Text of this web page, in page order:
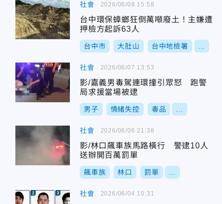
社會
台中環保蟑螂狂倒萬噸廢土！主嫌遭
押檢方起訴63人
台中市 大肚山 台中地檢署
2026/06/08 15:58
社會
影/嘉義男毒駕連環撞引眾怒 跑警
局求援當場被逮
男子 情緒失控 毒品
2026/06/07 13:53
社會
影/林口飆車族馬路橫行 警逮10人
送辦開百萬罰單
飆車族 林口 罰單
2026/06/06 21:38
社會 2026/06/04 10:31